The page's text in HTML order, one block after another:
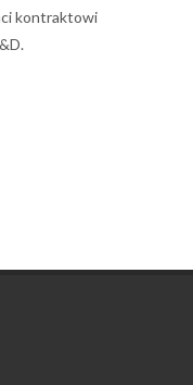
kontraktowi